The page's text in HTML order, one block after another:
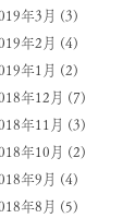
年3月 (3)
年2月 (4)
年1月 (2)
年12月 (7)
年11月 (3)
年10月 (2)
年9月 (4)
年8月 (5)